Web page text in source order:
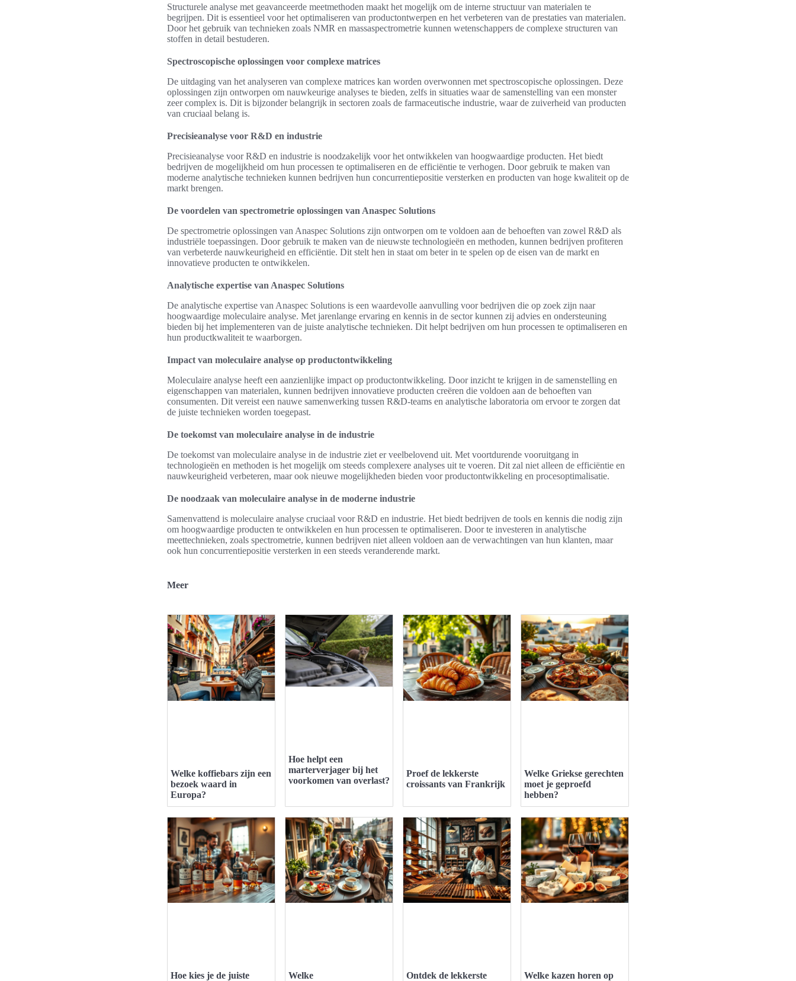
Structurele analyse met geavanceerde meetmethoden maakt het mogelijk om de interne structuur van materialen te
begrijpen. Dit is essentieel voor het optimaliseren van productontwerpen en het verbeteren van de prestaties van materialen.
Door het gebruik van technieken zoals NMR en massaspectrometrie kunnen wetenschappers de complexe structuren van
stoffen in detail bestuderen.
Spectroscopische oplossingen voor complexe matrices
De uitdaging van het analyseren van complexe matrices kan worden overwonnen met spectroscopische oplossingen. Deze
oplossingen zijn ontworpen om nauwkeurige analyses te bieden, zelfs in situaties waar de samenstelling van een monster
zeer complex is. Dit is bijzonder belangrijk in sectoren zoals de farmaceutische industrie, waar de zuiverheid van producten
van cruciaal belang is.
Precisieanalyse voor R&D en industrie
Precisieanalyse voor R&D en industrie is noodzakelijk voor het ontwikkelen van hoogwaardige producten. Het biedt
bedrijven de mogelijkheid om hun processen te optimaliseren en de efficiëntie te verhogen. Door gebruik te maken van
moderne analytische technieken kunnen bedrijven hun concurrentiepositie versterken en producten van hoge kwaliteit op de
markt brengen.
De voordelen van spectrometrie oplossingen van Anaspec Solutions
De spectrometrie oplossingen van Anaspec Solutions zijn ontworpen om te voldoen aan de behoeften van zowel R&D als
industriële toepassingen. Door gebruik te maken van de nieuwste technologieën en methoden, kunnen bedrijven profiteren
van verbeterde nauwkeurigheid en efficiëntie. Dit stelt hen in staat om beter in te spelen op de eisen van de markt en
innovatieve producten te ontwikkelen.
Analytische expertise van Anaspec Solutions
De analytische expertise van Anaspec Solutions is een waardevolle aanvulling voor bedrijven die op zoek zijn naar
hoogwaardige moleculaire analyse. Met jarenlange ervaring en kennis in de sector kunnen zij advies en ondersteuning
bieden bij het implementeren van de juiste analytische technieken. Dit helpt bedrijven om hun processen te optimaliseren en
hun productkwaliteit te waarborgen.
Impact van moleculaire analyse op productontwikkeling
Moleculaire analyse heeft een aanzienlijke impact op productontwikkeling. Door inzicht te krijgen in de samenstelling en
eigenschappen van materialen, kunnen bedrijven innovatieve producten creëren die voldoen aan de behoeften van
consumenten. Dit vereist een nauwe samenwerking tussen R&D-teams en analytische laboratoria om ervoor te zorgen dat
de juiste technieken worden toegepast.
De toekomst van moleculaire analyse in de industrie
De toekomst van moleculaire analyse in de industrie ziet er veelbelovend uit. Met voortdurende vooruitgang in
technologieën en methoden is het mogelijk om steeds complexere analyses uit te voeren. Dit zal niet alleen de efficiëntie en
nauwkeurigheid verbeteren, maar ook nieuwe mogelijkheden bieden voor productontwikkeling en procesoptimalisatie.
De noodzaak van moleculaire analyse in de moderne industrie
Samenvattend is moleculaire analyse cruciaal voor R&D en industrie. Het biedt bedrijven de tools en kennis die nodig zijn
om hoogwaardige producten te ontwikkelen en hun processen te optimaliseren. Door te investeren in analytische
meettechnieken, zoals spectrometrie, kunnen bedrijven niet alleen voldoen aan de verwachtingen van hun klanten, maar
ook hun concurrentiepositie versterken in een steeds veranderende markt.
Meer
Welke koffiebars zijn een
bezoek waard in
Europa?
Hoe helpt een
marterverjager bij het
voorkomen van overlast?
Proef de lekkerste
croissants van Frankrijk
Welke Griekse gerechten
moet je geproefd
hebben?
Hoe kies je de juiste Welke Ontdek de lekkerste Welke kazen horen op